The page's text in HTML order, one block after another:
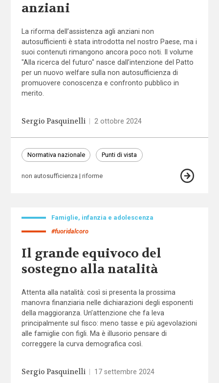
anziani
La riforma dell’assistenza agli anziani non
autosufficienti è stata introdotta nel nostro Paese, ma i
suoi contenuti rimangono ancora poco noti. Il volume
"Alla ricerca del futuro" nasce dall’intenzione del Patto
per un nuovo welfare sulla non autosufficienza di
promuovere conoscenza e confronto pubblico in
merito.
Sergio Pasquinelli 2 ottobre 2024
Normativa nazionale Punti di vista
non autosufficienza riforme
Famiglie, infanzia e adolescenza
#fuoridalcoro
Il grande equivoco del
sostegno alla natalità
Attenta alla natalità: così si presenta la prossima
manovra finanziaria nelle dichiarazioni degli esponenti
della maggioranza. Un’attenzione che fa leva
principalmente sul fisco: meno tasse e più agevolazioni
alle famiglie con figli. Ma è illusorio pensare di
correggere la curva demografica così.
Sergio Pasquinelli 17 settembre 2024